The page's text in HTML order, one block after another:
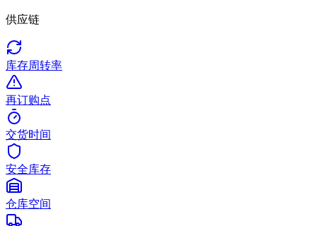
供应链
库存周转率
再订购点
交货时间
安全库存
仓库空间